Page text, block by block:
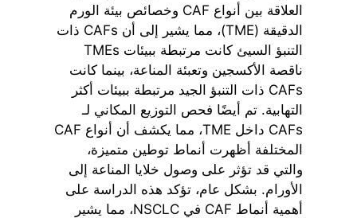
العلاقة بين أنواع CAF وخصائص بيئة الورم
الدقيقة (TME)، مما يشير إلى أن CAFs ذات
التنبؤ السيئ كانت مرتبطة ببيئات TMEs
ناقصة الأكسجين وتعبئة المناعة، بينما كانت
CAFs ذات التنبؤ الجيد مرتبطة ببيئات أكثر
التهابية. تم أيضًا فحص التوزيع المكاني لـ
CAFs داخل TME، مما يكشف أن أنواع CAF
المختلفة أظهرت أنماط توطين متميزة،
والتي قد تؤثر على وصول خلايا المناعة إلى
الأورام. بشكل عام، تؤكد هذه الدراسة على
أهمية أنماط CAF في NSCLC، مما يشير